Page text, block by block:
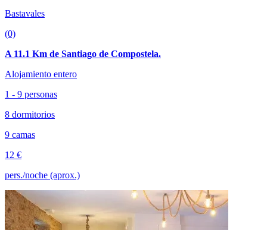
Bastavales
(0)
A 11.1 Km de Santiago de Compostela.
Alojamiento entero
1 - 9 personas
8 dormitorios
9 camas
12 €
pers./noche (aprox.)